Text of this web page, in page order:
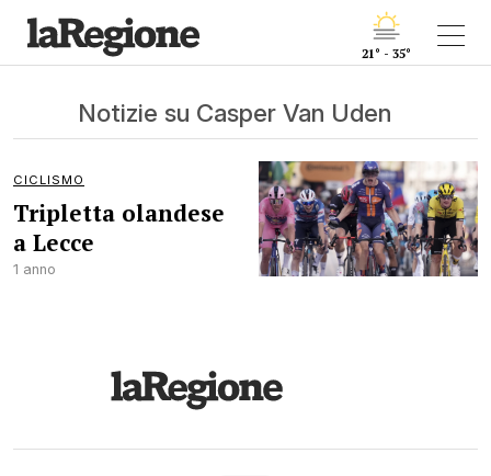
21° - 35°
Notizie su Casper Van Uden
CICLISMO
Tripletta olandese
a Lecce
1 anno